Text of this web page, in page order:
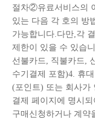
절차②유료서비스의
있는 다음 각 호의 방
가능합니다.다만,각
제한이 있을 수 있습
선불카드, 직불카드,
수기결제 포함)4. 휴
(포인트) 또는 회사가
결제 페이지에 명시
구매신청하거나 계약